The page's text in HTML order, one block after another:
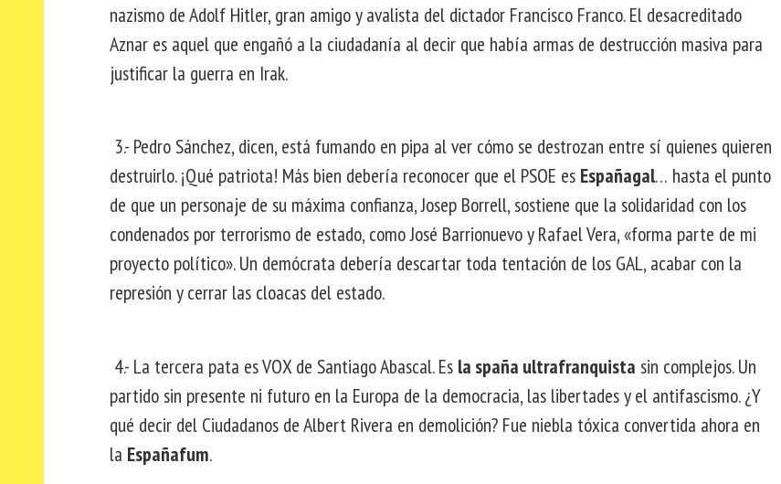
nazismo de Adolf Hitler, gran amigo y avalista del dictador Francisco Franco. El desacreditado
Aznar es aquel que engañó a la ciudadanía al decir que había armas de destrucción masiva para
justificar la guerra en Irak.
3.- Pedro Sánchez, dicen, está fumando en pipa al ver cómo se destrozan entre sí quienes quieren
destruirlo. ¡Qué patriota! Más bien debería reconocer que el PSOE es Españagal… hasta el punto
de que un personaje de su máxima confianza, Josep Borrell, sostiene que la solidaridad con los
condenados por terrorismo de estado, como José Barrionuevo y Rafael Vera, «forma parte de mi
proyecto político». Un demócrata debería descartar toda tentación de los GAL, acabar con la
represión y cerrar las cloacas del estado.
4.- La tercera pata es VOX de Santiago Abascal. Es la spaña ultrafranquista sin complejos. Un
partido sin presente ni futuro en la Europa de la democracia, las libertades y el antifascismo. ¿Y
qué decir del Ciudadanos de Albert Rivera en demolición? Fue niebla tóxica convertida ahora en
la Españafum.